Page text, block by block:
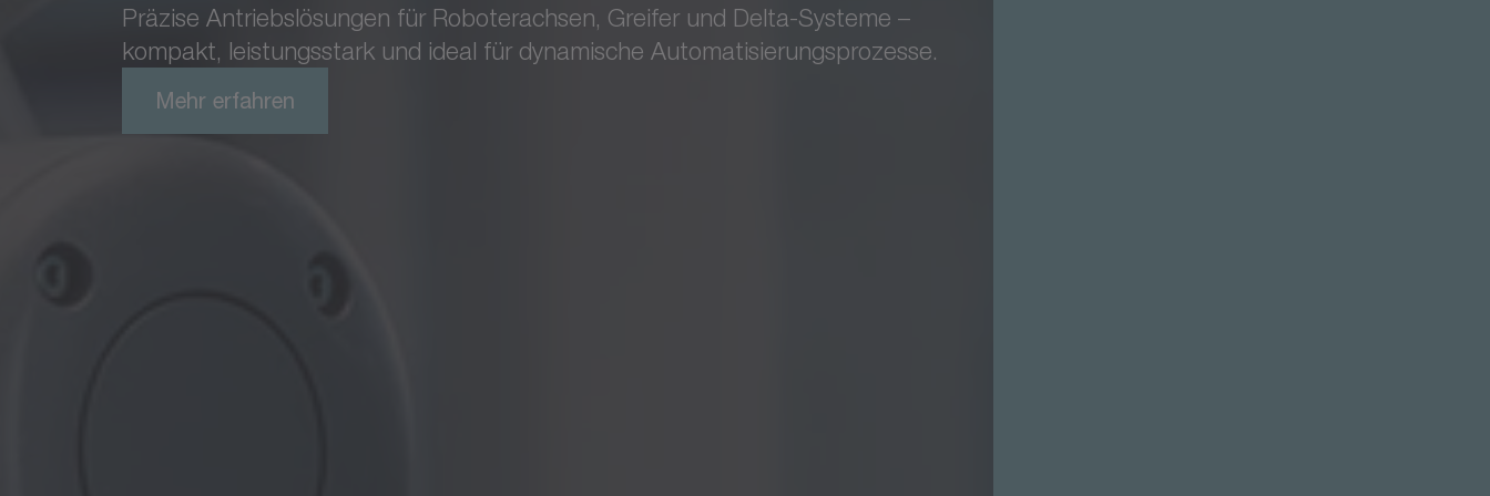
Präzise Antriebslösungen für Roboterachsen, Greifer und Delta-Systeme –
kompakt, leistungsstark und ideal für dynamische Automatisierungsprozesse.
Mehr erfahren
Effiziente Antriebssysteme für AGVs, Shuttles und Hubachsen – skalierbar,
robust und perfekt abgestimmt auf moderne Intralogistiklösungen.